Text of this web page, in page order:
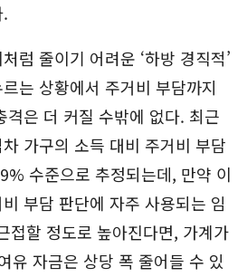
럼 줄이기 어려운 ‘하방 경직적’
는 상황에서 주거비 부담까지
격은 더 커질 수밖에 없다. 최근
가구의 소득 대비 주거비 부담
수준으로 추정되는데, 만약 이
부담 판단에 자주 사용되는 임
접할 정도로 높아진다면, 가계가
유 자금은 상당 폭 줄어들 수 있